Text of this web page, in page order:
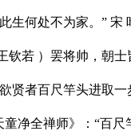
生何处不为家。” 宋
钦若 ）罢将帅，朝
欲贤者百尺竿头进取
童净全禅师》 ：“百